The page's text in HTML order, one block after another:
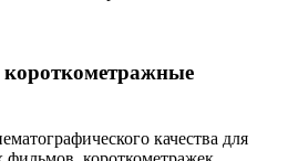
короткометражные
качества для